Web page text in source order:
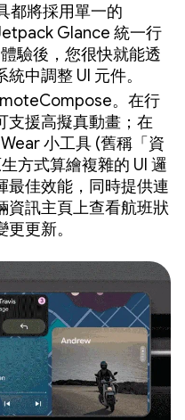
都將採用單一的
Glance 統一行
驗後，您很快就能透
中調整 UI 元件。
。在行
支援高擬真動畫；在
小工具 (舊稱「資
方式算繪複雜的 UI 邏
最佳效能，同時提供連
資訊主頁上查看航班狀
更新。